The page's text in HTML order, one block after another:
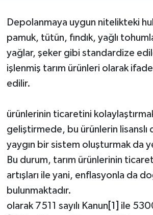
Depolanmaya uygun nitelikteki
pamuk, tütün, fındık, yağlı
yağlar, şeker gibi standardize
işlenmiş tarım ürünleri olarak ifade
ürünlerinin ticaretini
geliştirmede, bu ürünlerin lisanslı
yaygın bir sistem oluşturmak da
Bu durum, tarım ürünlerinin
artışları ile yani, enflasyonla da
bulunmaktadır.
olarak 7511 sayılı Kanun [1]
ile